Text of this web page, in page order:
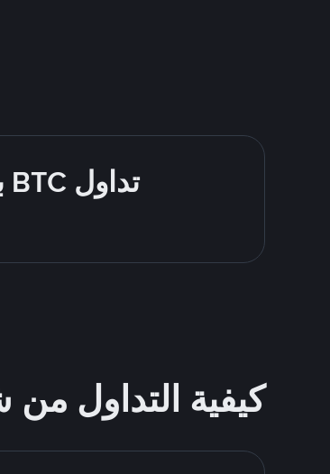
تداول BTC بسهولة - قُم بالشراء والبيع باستخدام طرقك المُفضّلة للدفع
كيفية